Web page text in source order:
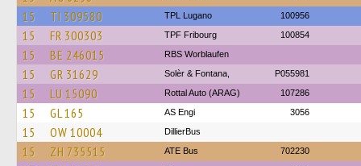
15 TI 309580 TPL Lugano 100956
15 FR 300303 TPF Fribourg 100854
15 BE 246015 RBS Worblaufen
15 GR 31629 Solèr & Fontana, P055981
15 LU 15090 Rottal Auto (ARAG) 107286
15 GL 165 AS Engi 3056
15 OW 10004 DillierBus
15 ZH 735515 ATE Bus 702230